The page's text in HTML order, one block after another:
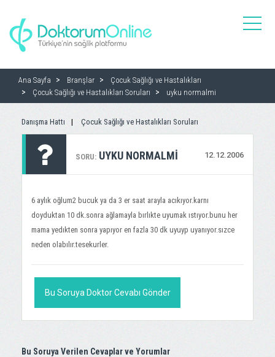
toggle
Ana Sayfa Branşlar
Çocuk Sağlığı ve Hastalıkları
Çocuk Sağlığı ve Hastalıkları Soruları
uyku normalmi
Danışma Hattı Çocuk Sağlığı ve Hastalıkları Soruları
SORU: 12.12.2006
UYKU NORMALMI
6 aylık oğlum2 bucuk ya da 3 er saat arayla acıkıyor.karnı
doyduktan 10 dk.sonra ağlamayla bırlıkte uyumak ıstıyor.bunu her
mama yedıkten sonra yapıyor en fazla 30 dk uyuyp uyanıyor.sızce
neden olabılır.tesekurler.
Bu Soruya Doktor Cevabı Gönder
Bu Soruya Verilen Cevaplar ve Yorumlar